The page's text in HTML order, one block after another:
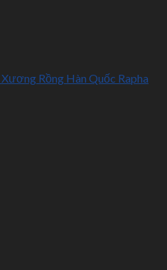
Rồng Hàn Quốc Rapha